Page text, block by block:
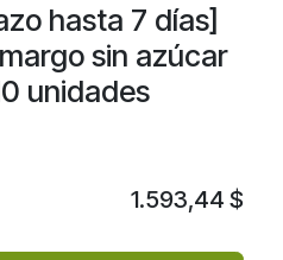
hasta 7 días]
sin azúcar
unidades
1.593,44 $